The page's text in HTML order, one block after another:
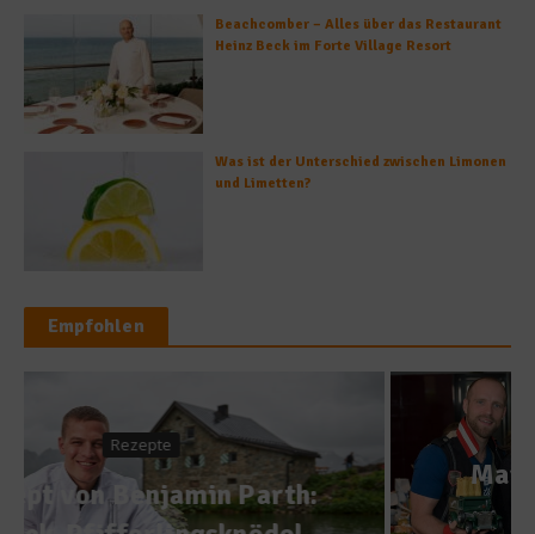
Beachcomber – Alles über das Restaurant
Heinz Beck im Forte Village Resort
Was ist der Unterschied zwischen Limonen
und Limetten?
Empfohlen
News
Marlen Billii ist die beste
singende Köchin